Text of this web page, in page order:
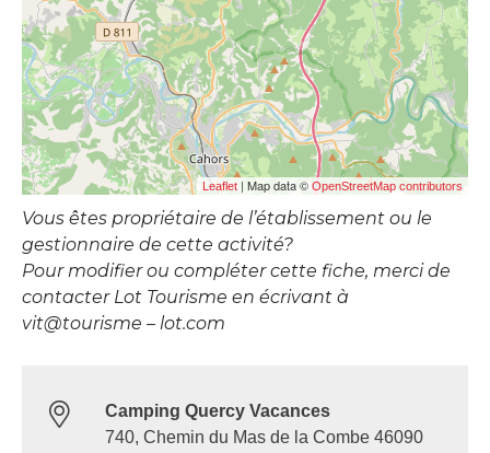
Leaflet | Map data © OpenStreetMap contributors
Vous êtes propriétaire de l’établissement ou le
gestionnaire de cette activité?
Pour modifier ou compléter cette fiche, merci de
contacter Lot Tourisme en écrivant à
vit@tourisme – lot.com
Camping Quercy Vacances
740, Chemin du Mas de la Combe 46090